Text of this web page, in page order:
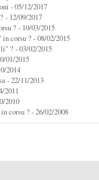
- 05/12/2017
- 12/09/2017
?- 10/03/2015
corsu ?- 08/02/2015
?- 03/02/2015
01/2015
2014
- 22/11/2013
2011
2010
corsu ?- 26/02/2008